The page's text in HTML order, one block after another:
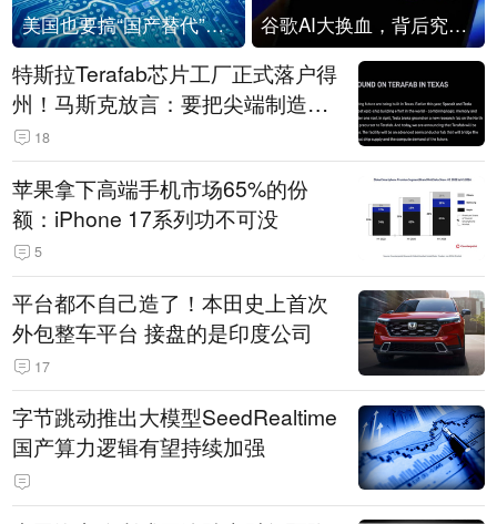
美国也要搞“国产替代”？先算清三笔账 谷歌AI大换血，背后究竟发生了什么？
特斯拉Terafab芯片工厂正式落户得
州！马斯克放言：要把尖端制造带
回美国
18
苹果拿下高端手机市场65%的份
额：iPhone 17系列功不可没
5
平台都不自己造了！本田史上首次
外包整车平台 接盘的是印度公司
17
字节跳动推出大模型SeedRealtime
国产算力逻辑有望持续加强